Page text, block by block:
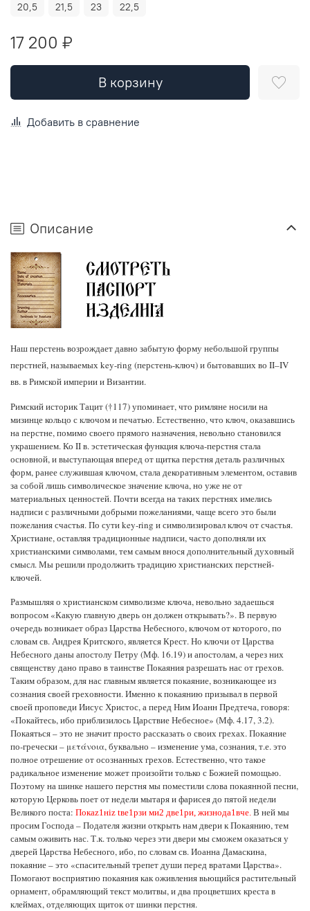
20,5
21,5 23 22,5
17 200 ₽
В корзину
Добавить в сравнение
Описание
Наш перстень возрождает давно забытую форму небольшой группы
перстней, называемых key-ring (перстень-ключ) и бытовавших во II–IV
вв. в Римской империи и Византии.
Римский историк Тацит (†117) упоминает, что римляне носили на
мизинце кольцо с ключом и печатью. Естественно, что ключ, оказавшись
на перстне, помимо своего прямого назначения, невольно становился
украшением. Ко II в. эстетическая функция ключа-перстня стала
основной, и выступающая вперед от щитка перстня деталь различных
форм, ранее служившая ключом, стала декоративным элементом, оставив
за собой лишь символическое значение ключа, но уже не от
материальных ценностей. Почти всегда на таких перстнях имелись
надписи с различными добрыми пожеланиями, чаще всего это были
пожелания счастья. По сути key-ring и символизировал ключ от счастья.
Христиане, оставляя традиционные надписи, часто дополняли их
христианскими символами, тем самым внося дополнительный духовный
смысл. Мы решили продолжить традицию христианских перстней-
ключей.
Размышляя о христианском символизме ключа, невольно задаешься
вопросом «Какую главную дверь он должен открывать?». В первую
очередь возникает образ Царства Небесного, ключом от которого, по
словам св. Андрея Критского, является Крест. Но ключи от Царства
Небесного даны апостолу Петру (Мф. 16.19) и апостолам, а через них
священству дано право в таинстве Покаяния разрешать нас от грехов.
Таким образом, для нас главным является покаяние, возникающее из
сознания своей греховности. Именно к покаянию призывал в первой
своей проповеди Иисус Христос, а перед Ним Иоанн Предтеча, говоря:
«Покайтесь, ибо приблизилось Царствие Небесное» (Мф. 4.17, 3.2).
Покаяться – это не значит просто рассказать о своих грехах. Покаяние
по-гречески – μετάνοια, буквально – изменение ума, сознания, т.е. это
полное отрешение от осознанных грехов. Естественно, что такое
радикальное изменение может произойти только с Божией помощью.
Поэтому на шинке нашего перстня мы поместили слова покаянной песни,
которую Церковь поет от недели мытаря и фарисея до пятой недели
Великого поста: Покаz1ніz tве1рзи ми2 две1ри, жизнода1вче. В ней мы
просим Господа – Подателя жизни открыть нам двери к Покаянию, тем
самым оживить нас. Т.к. только через эти двери мы сможем оказаться у
дверей Царства Небесного, ибо, по словам св. Иоанна Дамаскина,
покаяние – это «спасительный трепет души перед вратами Царства».
Помогают восприятию покаяния как оживления вьющийся растительный
орнамент, обрамляющий текст молитвы, и два процветших креста в
клеймах, отделяющих щиток от шинки перстня.